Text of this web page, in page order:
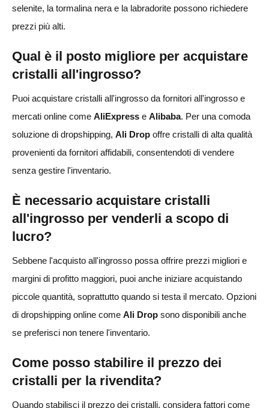
selenite, la tormalina nera e la labradorite possono richiedere
prezzi più alti.
Qual è il posto migliore per acquistare
cristalli all'ingrosso?
Puoi acquistare cristalli all'ingrosso da fornitori all'ingrosso e
mercati online come AliExpress e Alibaba. Per una comoda
soluzione di dropshipping, Ali Drop offre cristalli di alta qualità
provenienti da fornitori affidabili, consentendoti di vendere
senza gestire l'inventario.
È necessario acquistare cristalli
all'ingrosso per venderli a scopo di
lucro?
Sebbene l'acquisto all'ingrosso possa offrire prezzi migliori e
margini di profitto maggiori, puoi anche iniziare acquistando
piccole quantità, soprattutto quando si testa il mercato. Opzioni
di dropshipping online come Ali Drop sono disponibili anche
se preferisci non tenere l'inventario.
Come posso stabilire il prezzo dei
cristalli per la rivendita?
Quando stabilisci il prezzo dei cristalli, considera fattori come